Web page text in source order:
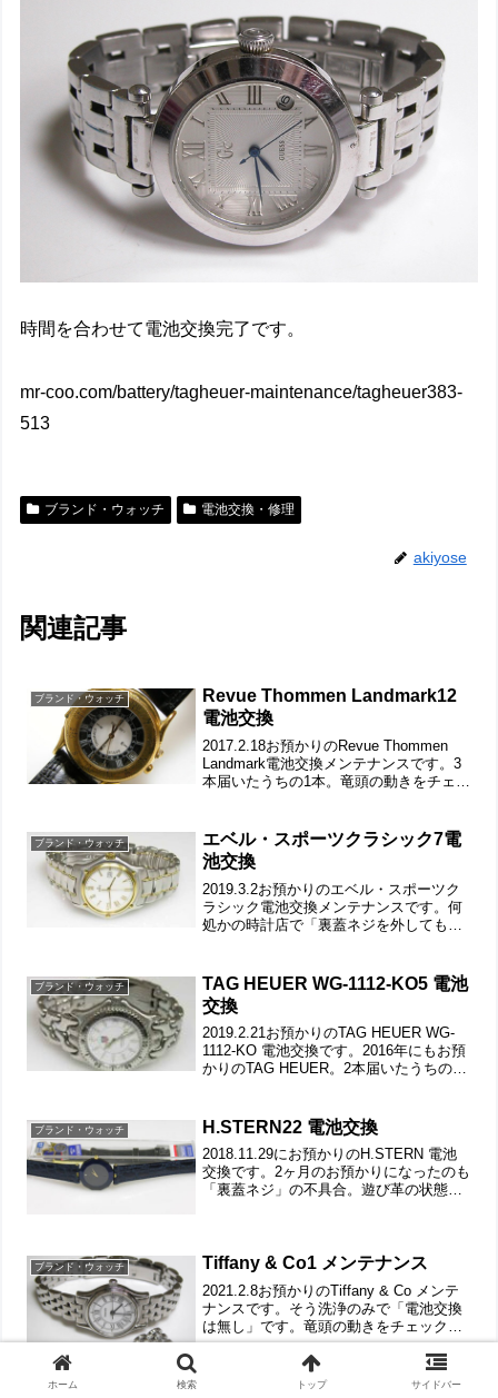
時間を合わせて電池交換完了です。
mr-coo.com/battery/tagheuer-maintenance/tagheuer383-
513
ブランド・ウォッチ 電池交換・修理
akiyose
関連記事
ブランド・ウォッチ
Revue Thommen Landmark12
電池交換
2017.2.18お預かりのRevue Thommen
Landmark電池交換メンテナンスです。3
本届いたうちの1本。竜頭の動きをチェッ
載。裏蓋の裏側もチェックして。こ...
ブランド・ウォッチ
エベル・スポーツクラシック7電
池交換
2019.3.2お預かりのエベル・スポーツク
ラシック電池交換メンテナンスです。何
処かの時計店で「裏蓋ネジを外しても裏
マが折れ曲がったママの箇所があります
が、この部分の解...
ブランド・ウォッチ
TAG HEUER WG-1112-KO5 電池
交換
2019.2.21お預かりのTAG HEUER WG-
1112-KO 電池交換です。2016年にもお預
かりのTAG HEUER。2本届いたうちの1
垢バンドに三つ折れダブ...
ブランド・ウォッチ H.STERN22 電池交換
2018.11.29にお預かりのH.STERN 電池
交換です。2ヶ月のお預かりになったのも
「裏蓋ネジ」の不具合。遊び革の状態も
も同...
ブランド・ウォッチ Tiffany & Co1 メンテナンス
2021.2.8お預かりのTiffany & Co メンテ
ナンスです。そう洗浄のみで「電池交換
は無し」です。竜頭の動きをチェックし
て。ステンレス無垢バンドに両開きバッ
クル。バックルの向きをチェックしま
す。弓環を外してラグ部の汚れもチェッ
ホーム 検索 トップ サイドバー